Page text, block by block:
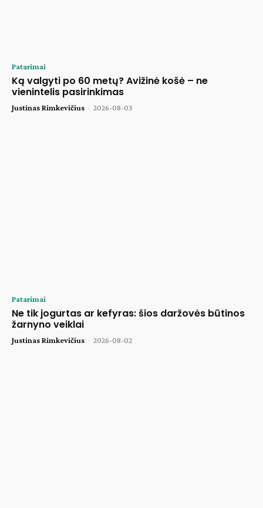
Patarimai
Ką valgyti po 60 metų? Avižinė košė – ne
vienintelis pasirinkimas
Justinas Rimkevičius - 2026-08-03
Patarimai
Ne tik jogurtas ar kefyras: šios daržovės būtinos
žarnyno veiklai
Justinas Rimkevičius - 2026-08-02